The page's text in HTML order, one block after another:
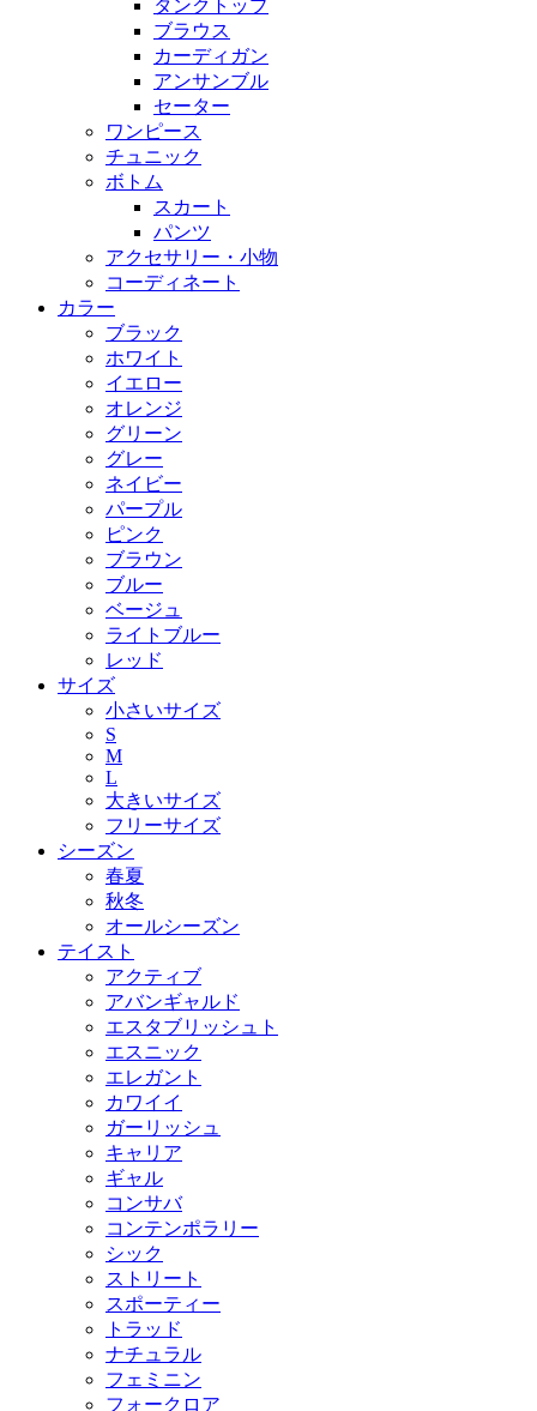
タンクトップ
ブラウス
カーディガン
アンサンブル
セーター
ワンピース
チュニック
ボトム
スカート
パンツ
アクセサリー・小物
コーディネート
カラー
ブラック
ホワイト
イエロー
オレンジ
グリーン
グレー
ネイビー
パープル
ピンク
ブラウン
ブルー
ベージュ
ライトブルー
レッド
サイズ
小さいサイズ
S
M
L
大きいサイズ
フリーサイズ
シーズン
春夏
秋冬
オールシーズン
テイスト
アクティブ
アバンギャルド
エスタブリッシュト
エスニック
エレガント
カワイイ
ガーリッシュ
キャリア
ギャル
コンサバ
コンテンポラリー
シック
ストリート
スポーティー
トラッド
ナチュラル
フェミニン
フォークロア